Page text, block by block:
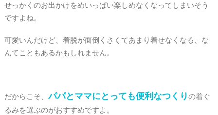
せっかくのお出かけをめいっぱい楽しめなくなってしまいそう
ですよね。
可愛いんだけど、着脱が面倒くさくてあまり着せなくなる、な
んてこともあるかもしれません。
だからこそ、パパとママにとっても便利なつくりの着ぐ
るみを選ぶのがおすすめですよ。